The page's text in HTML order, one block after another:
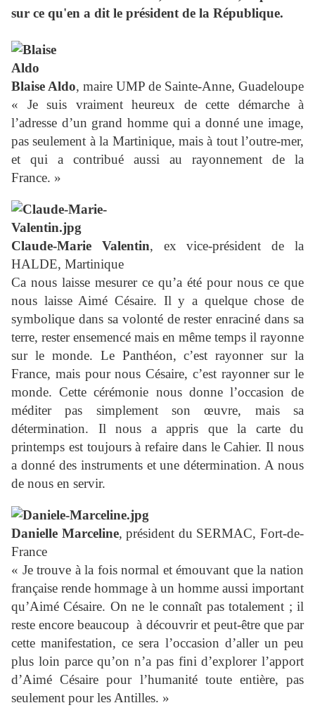
sur ce qu'en a dit le président de la République.
Blaise Aldo, maire UMP de Sainte-Anne, Guadeloupe
« Je suis vraiment heureux de cette démarche à
l’adresse d’un grand homme qui a donné une image,
pas seulement à la Martinique, mais à tout l’outre-mer,
et qui a contribué aussi au rayonnement de la
France. »
Claude-Marie Valentin, ex vice-président de la
HALDE, Martinique
Ca nous laisse mesurer ce qu’a été pour nous ce que
nous laisse Aimé Césaire. Il y a quelque chose de
symbolique dans sa volonté de rester enraciné dans sa
terre, rester ensemencé mais en même temps il rayonne
sur le monde. Le Panthéon, c’est rayonner sur la
France, mais pour nous Césaire, c’est rayonner sur le
monde. Cette cérémonie nous donne l’occasion de
méditer pas simplement son œuvre, mais sa
détermination. Il nous a appris que la carte du
printemps est toujours à refaire dans le Cahier. Il nous
a donné des instruments et une détermination. A nous
de nous en servir.
Danielle Marceline, président du SERMAC, Fort-de-
France
« Je trouve à la fois normal et émouvant que la nation
française rende hommage à un homme aussi important
qu’Aimé Césaire. On ne le connaît pas totalement ; il
reste encore beaucoup à découvrir et peut-être que par
cette manifestation, ce sera l’occasion d’aller un peu
plus loin parce qu’on n’a pas fini d’explorer l’apport
d’Aimé Césaire pour l’humanité toute entière, pas
seulement pour les Antilles. »